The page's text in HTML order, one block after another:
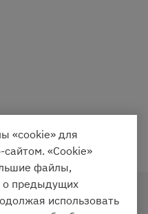
Стол.
Studio
«cookie» для
«Cookie»
файлы,
предыдущих
использовать